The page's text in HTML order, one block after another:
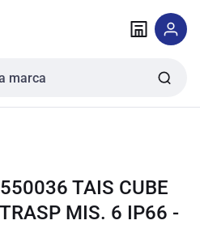
TAIS CUBE
MIS. 6 IP66 -